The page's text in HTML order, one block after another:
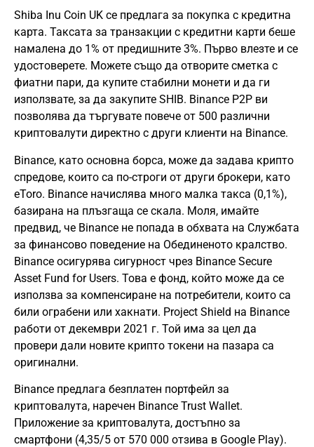
Shiba Inu Coin UK се предлага за покупка с кредитна
карта. Таксата за транзакции с кредитни карти беше
намалена до 1% от предишните 3%. Първо влезте и се
удостоверете. Можете също да отворите сметка с
фиатни пари, да купите стабилни монети и да ги
използвате, за да закупите SHIB. Binance P2P ви
позволява да търгувате повече от 500 различни
криптовалути директно с други клиенти на Binance.
Binance, като основна борса, може да задава крипто
спредове, които са по-строги от други брокери, като
eToro. Binance начислява много малка такса (0,1%),
базирана на плъзгаща се скала. Моля, имайте
предвид, че Binance не попада в обхвата на Службата
за финансово поведение на Обединеното кралство.
Binance осигурява сигурност чрез Binance Secure
Asset Fund for Users. Това е фонд, който може да се
използва за компенсиране на потребители, които са
били ограбени или хакнати. Project Shield на Binance
работи от декември 2021 г. Той има за цел да
провери дали новите крипто токени на пазара са
оригинални.
Binance предлага безплатен портфейл за
криптовалута, наречен Binance Trust Wallet.
Приложение за криптовалута, достъпно за
смартфони (4,35/5 от 570 000 отзива в Google Play).